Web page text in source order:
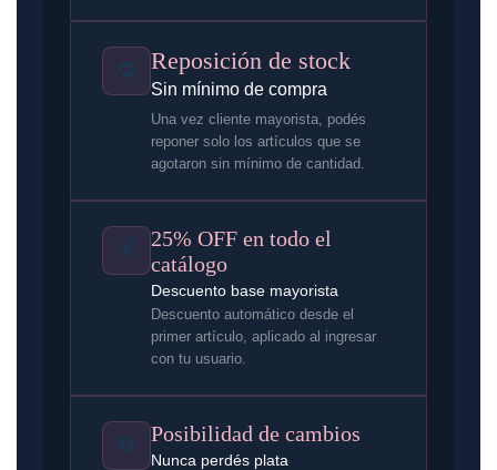
Reposición de stock
Sin mínimo de compra
Una vez cliente mayorista, podés
reponer solo los artículos que se
agotaron sin mínimo de cantidad.
25% OFF en todo el
catálogo
Descuento base mayorista
Descuento automático desde el
primer artículo, aplicado al ingresar
con tu usuario.
Posibilidad de cambios
Nunca perdés plata